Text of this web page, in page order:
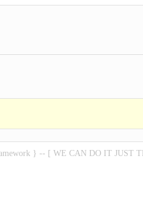
} -- [ WE CAN DO IT JUST